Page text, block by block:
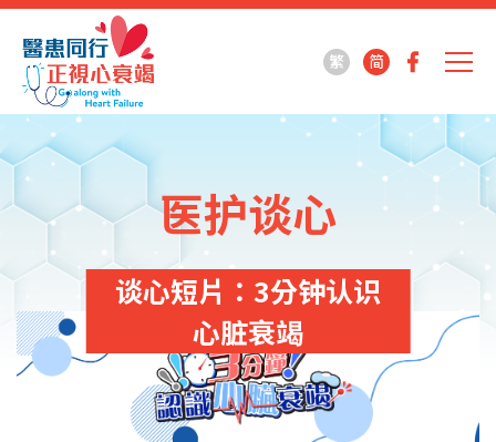
繁 简
医护谈心
谈心短片：3分钟认识
心脏衰竭